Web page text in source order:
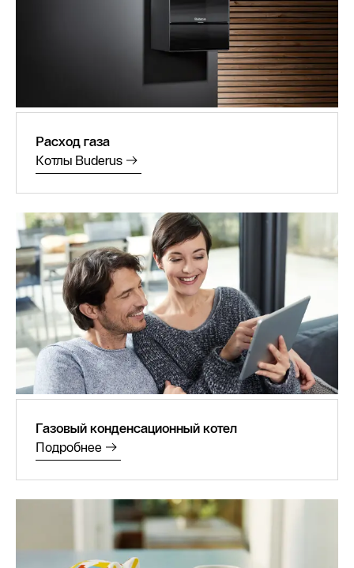
Расход газа
Котлы Buderus
Газовый конденсационный котел
Подробнее